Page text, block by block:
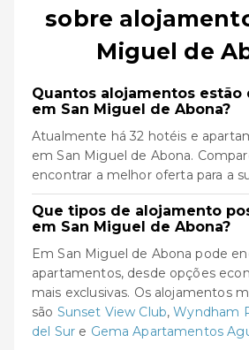
sobre
Miguel de
Quantos alojamentos estão
em San Miguel de Abona?
Atualmente há 32 hotéis e
em San Miguel de Abona.
encontrar a melhor oferta para a
Que tipos de alojamento
em San Miguel de Abona?
Em San Miguel de Abona pode
apartamentos, desde opções
mais exclusivas. Os alojamentos
são Sunset View Club,Wyndham
del Sur e Gema Apartamentos